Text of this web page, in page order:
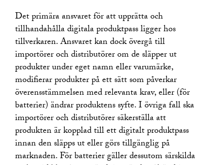
Det primära ansvaret för att upprätta och
tillhandahålla digitala produktpass ligger hos
tillverkaren. Ansvaret kan dock övergå till
importörer och distributörer om de släpper ut
produkter under eget namn eller varumärke,
modifierar produkter på ett sätt som påverkar
överensstämmelsen med relevanta krav, eller (för
batterier) ändrar produktens syfte. I övriga fall ska
importörer och distributörer säkerställa att
produkten är kopplad till ett digitalt produktpass
innan den släpps ut eller görs tillgänglig på
marknaden. För batterier gäller dessutom särskilda